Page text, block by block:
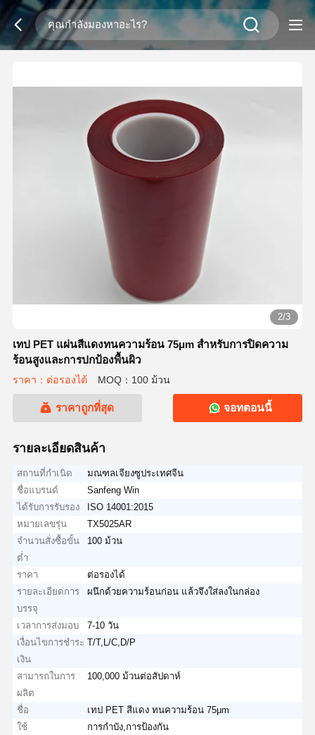
2/3
เทป PET แผ่นสีแดงทนความร้อน 75μm สําหรับการปิดความ
ร้อนสูงและการปกป้องพื้นผิว
ราคา：ต่อรองได้ MOQ：100 ม้วน
ราคาถูกที่สุด จอทตอนนี้
รายละเอียดสินค้า
สถานที่กำเนิด
มณฑลเจียงซูประเทศจีน
ชื่อแบรนด์
Sanfeng Win
ได้รับการรับรอง
ISO 14001:2015
หมายเลขรุ่น
TX5025AR
จำนวนสั่งซื้อขั้น
ต่ำ
100 ม้วน
ราคา
ต่อรองได้
รายละเอียดการ
บรรจุ
ผนึกด้วยความร้อนก่อน แล้วจึงใส่ลงในกล่อง
เวลาการส่งมอบ
7-10 วัน
เงื่อนไขการชำระ
เงิน
T/T,L/C,D/P
สามารถในการ
ผลิต
100,000 ม้วนต่อสัปดาห์
ชื่อ
เทป PET สีแดง ทนความร้อน 75μm
ใช้
การกำบัง,การป้องกัน